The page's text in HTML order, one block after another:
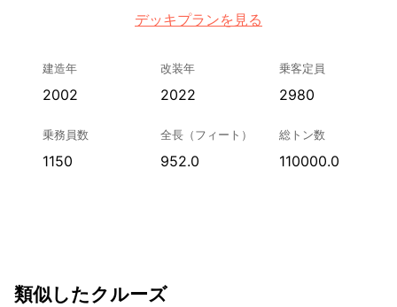
デッキプランを見る
建造年
2002
改装年
2022
乗客定員
2980
乗務員数
1150
全長（フィート）
952.0
総トン数
110000.0
類似したクルーズ